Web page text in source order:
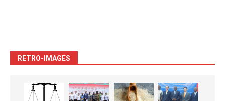
RETRO-IMAGES